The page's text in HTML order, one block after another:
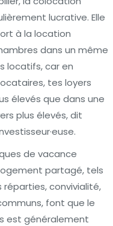
lucrative. Elle
à la location
dans un même
locatifs, car en
tes loyers
élevés que dans une
plus élevés, dit
de vacance
partagé, tels
convivialité,
font que le
est généralement